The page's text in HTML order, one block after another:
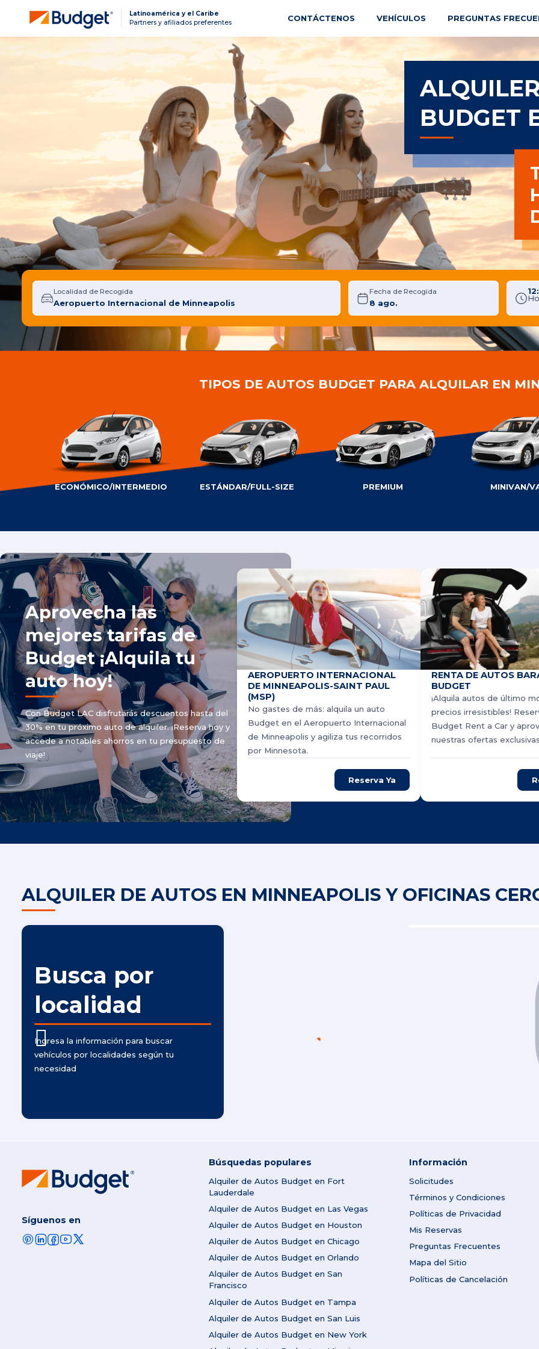
Latinoamérica y el Caribe
Partners y afiliados preferentes
CONTÁCTENOS VEHÍCULOS PREGUNTAS
BUDGET
Localidad de Recogida Fecha de Recogida
TIPOS DE AUTOS BUDGET PARA ALQUILAR EN
ECONÓMICO/INTERMEDIO ESTÁNDAR/FULL-SIZE PREMIUM MINIVAN/
Aprovecha las
mejores tarifas de
Budget ¡Alquila tu
auto hoy!
Con Budget LAC disfrutarás descuentos hasta del
30% en tu próximo auto de alquiler. ¡Reserva hoy y
accede a notables ahorros en tu presupuesto de
viaje!
AEROPUERTO INTERNACIONAL
DE MINNEAPOLIS-SAINT PAUL
(MSP)
No gastes de más: alquila un auto
Budget en el Aeropuerto Internacional
de Minneapolis y agiliza tus recorridos
por Minnesota.
Reserva Ya
RENTA DE AUTOS
BUDGET
¡Alquila autos de último
precios irresistibles!
Budget Rent a Car y
nuestras ofertas
ALQUILER DE AUTOS EN MINNEAPOLIS Y OFICINAS
Busca por
localidad
Ingresa la información para buscar
vehículos por localidades según tu
necesidad
Síguenos en
Búsquedas populares
Alquiler de Autos Budget en Fort
Lauderdale
Alquiler de Autos Budget en Las Vegas
Alquiler de Autos Budget en Houston
Alquiler de Autos Budget en Chicago
Alquiler de Autos Budget en Orlando
Alquiler de Autos Budget en San
Francisco
Alquiler de Autos Budget en Tampa
Alquiler de Autos Budget en San Luis
Alquiler de Autos Budget en New York
Información
Solicitudes
Términos y Condiciones
Políticas de Privacidad
Mis Reservas
Preguntas Frecuentes
Mapa del Sitio
Políticas de Cancelación